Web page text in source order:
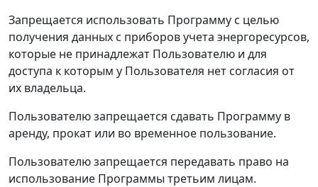
Запрещается использовать Программу с целью
получения данных с приборов учета энергоресурсов,
которые не принадлежат Пользователю и для
доступа к которым у Пользователя нет согласия от
их владельца.
Пользователю запрещается сдавать Программу в
аренду, прокат или во временное пользование.
Пользователю запрещается передавать право на
использование Программы третьим лицам.